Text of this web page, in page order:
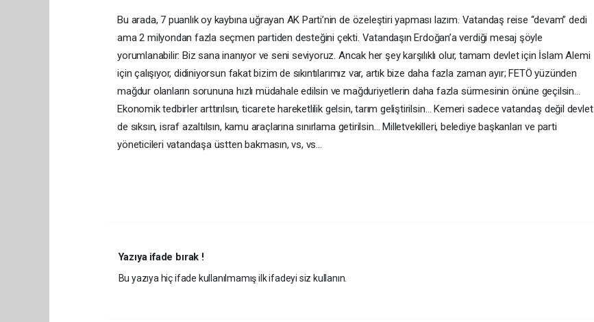
Bu arada, 7 puanlık oy kaybına uğrayan AK Parti’nin de özeleştiri yapması lazım. Vatandaş reise “devam” dedi
ama 2 milyondan fazla seçmen partiden desteğini çekti. Vatandaşın Erdoğan’a verdiği mesaj şöyle
yorumlanabilir: Biz sana inanıyor ve seni seviyoruz. Ancak her şey karşılıklı olur, tamam devlet için İslam Alemi
için çalışıyor, didiniyorsun fakat bizim de sıkıntılarımız var, artık bize daha fazla zaman ayır; FETÖ yüzünden
mağdur olanların sorununa hızlı müdahale edilsin ve mağduriyetlerin daha fazla sürmesinin önüne geçilsin…
Ekonomik tedbirler arttırılsın, ticarete hareketlilik gelsin, tarım geliştirilsin… Kemeri sadece vatandaş değil devlet
de sıksın, israf azaltılsın, kamu araçlarına sınırlama getirilsin… Milletvekilleri, belediye başkanları ve parti
yöneticileri vatandaşa üstten bakmasın, vs, vs…
Yazıya ifade bırak !
Bu yazıya hiç ifade kullanılmamış ilk ifadeyi siz kullanın.